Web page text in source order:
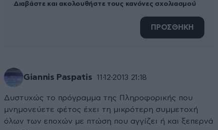
Διαβάστε και ακολουθήστε τους κανόνες σχολιασμού
ΠΡΟΣΘΗΚΗ
Giannis Paspatis 11·12·2013 21:18
Δυστυχώς το πρόγραμμα της Πληροφορικής που
μνημονεύετε φέτος έχει τη μικρότερη συμμετοχή
όλων των εποχών με πτώση που αγγίζει ή και ξεπερνά